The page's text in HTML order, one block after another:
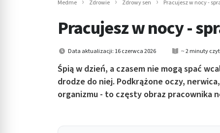
Medme Zdrowie Zdrowy sen Pracujesz w nocy -
Pracujesz w nocy -
Data aktualizacji: 16 czerwca 2026 ~ 2 minuty
Śpią w dzień, a czasem nie mogą spać
drodze do niej. Podkrążone oczy,
organizmu - to częsty obraz pracownika